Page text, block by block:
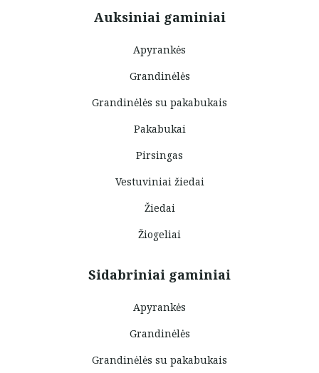
Auksiniai gaminiai
Apyrankės
Grandinėlės
Grandinėlės su pakabukais
Pakabukai
Pirsingas
Vestuviniai žiedai
Žiedai
Žiogeliai
Sidabriniai gaminiai
Apyrankės
Grandinėlės
Grandinėlės su pakabukais